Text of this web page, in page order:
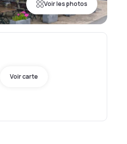
Voir les photos
Voir carte